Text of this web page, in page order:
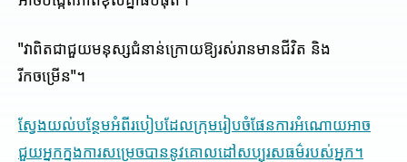
"វាពិតជាជួយមនុស្សជំនាន់ក្រោយឱ្យរស់រានមានជីវិត និង
រីកចម្រើន"។
ស្វែងយល់បន្ថែមអំពីរបៀបដែលក្រុមរៀបចំផែនការអំណោយអាច
ជួយអ្នកក្នុងការសម្រេចបាននូវគោលដៅសប្បុរសធម៌របស់អ្នក។